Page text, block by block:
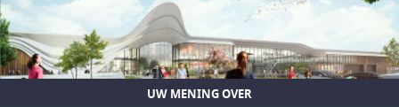
UW MENING OVER